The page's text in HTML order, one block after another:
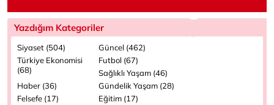
Yazdığım Kategoriler
Siyaset (504)
Güncel (462)
Türkiye Ekonomisi
(68)
Futbol (67)
Sağlıklı Yaşam (46)
Haber (36)
Gündelik Yaşam (28)
Felsefe (17)
Eğitim (17)